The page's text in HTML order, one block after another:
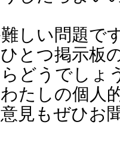
しい問題で
とつ掲示板
どうでしょ
たしの個人
見もぜひお